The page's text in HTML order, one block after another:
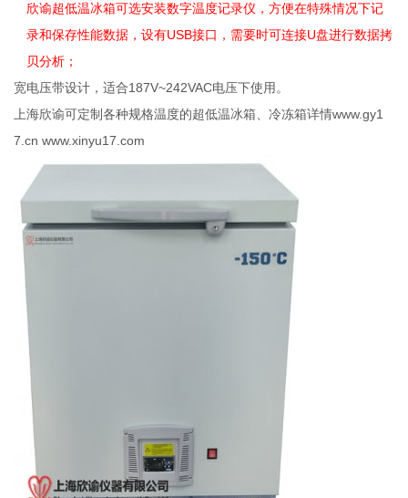
欣谕超低温冰箱可选安装数字温度记录仪，方便在特殊情况下记
录和保存性能数据，设有USB接口，需要时可连接U盘进行数据拷
贝分析；
宽电压带设计，适合187V~242VAC电压下使用。
上海欣谕可定制各种规格温度的超低温冰箱、冷冻箱详情www.gy1
7.cn www.xinyu17.com